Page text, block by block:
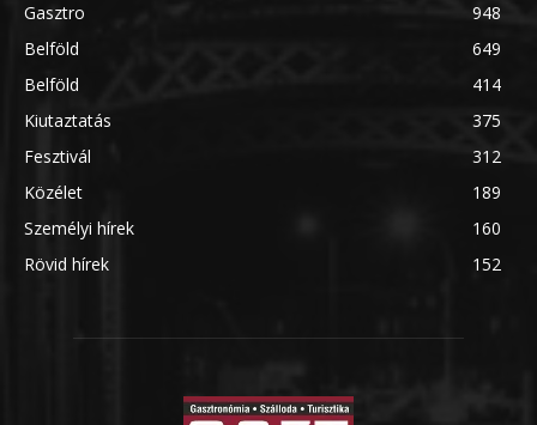
Gasztro
948
Belföld
649
Belföld
414
Kiutaztatás
375
Fesztivál
312
Közélet
189
Személyi hírek
160
Rövid hírek
152